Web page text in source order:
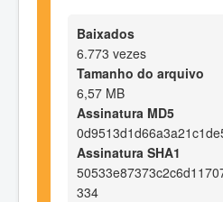
Baixados
6.773 vezes
Tamanho do arquivo
6,57 MB
Assinatura MD5
Assinatura SHA1
334